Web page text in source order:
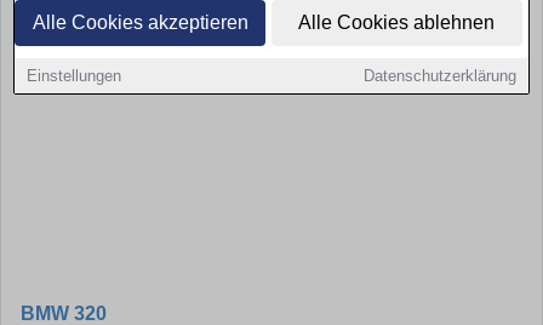
Alle Cookies akzeptieren Alle Cookies ablehnen
Einstellungen Datenschutzerklärung
BMW 320